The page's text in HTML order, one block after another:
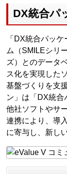
DX統合パ
「DX統合パッ
ム（SMILEシリ
ズ）とのデータ
ス化を実現した
基盤づくりを支
ン」は「DX統合
他社ソフトやサ
連携により、導
に寄与し、新し